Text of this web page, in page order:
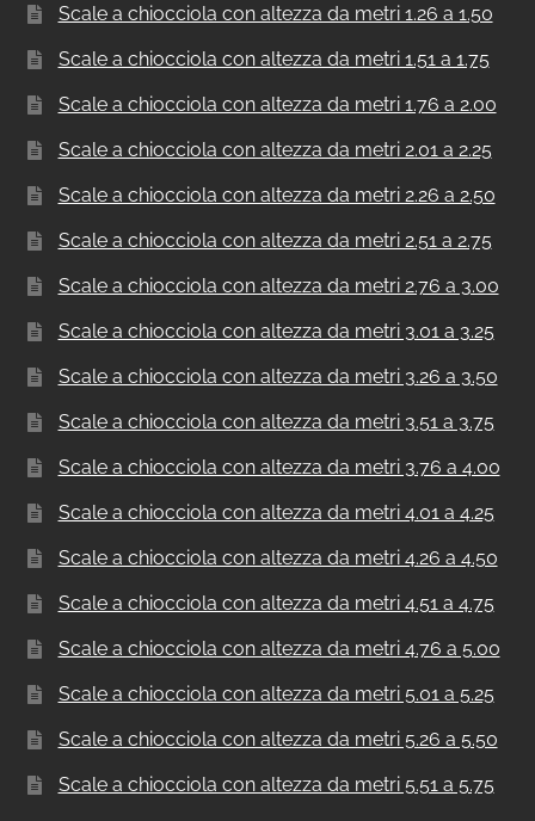
Scale a chiocciola con altezza da metri 1.26 a 1.50
Scale a chiocciola con altezza da metri 1.51 a 1.75
Scale a chiocciola con altezza da metri 1.76 a 2.00
Scale a chiocciola con altezza da metri 2.01 a 2.25
Scale a chiocciola con altezza da metri 2.26 a 2.50
Scale a chiocciola con altezza da metri 2.51 a 2.75
Scale a chiocciola con altezza da metri 2.76 a 3.00
Scale a chiocciola con altezza da metri 3.01 a 3.25
Scale a chiocciola con altezza da metri 3.26 a 3.50
Scale a chiocciola con altezza da metri 3.51 a 3.75
Scale a chiocciola con altezza da metri 3.76 a 4.00
Scale a chiocciola con altezza da metri 4.01 a 4.25
Scale a chiocciola con altezza da metri 4.26 a 4.50
Scale a chiocciola con altezza da metri 4.51 a 4.75
Scale a chiocciola con altezza da metri 4.76 a 5.00
Scale a chiocciola con altezza da metri 5.01 a 5.25
Scale a chiocciola con altezza da metri 5.26 a 5.50
Scale a chiocciola con altezza da metri 5.51 a 5.75